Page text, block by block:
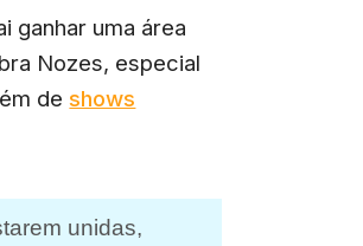
ganhar uma área
Nozes, especial
deshows
unidas,